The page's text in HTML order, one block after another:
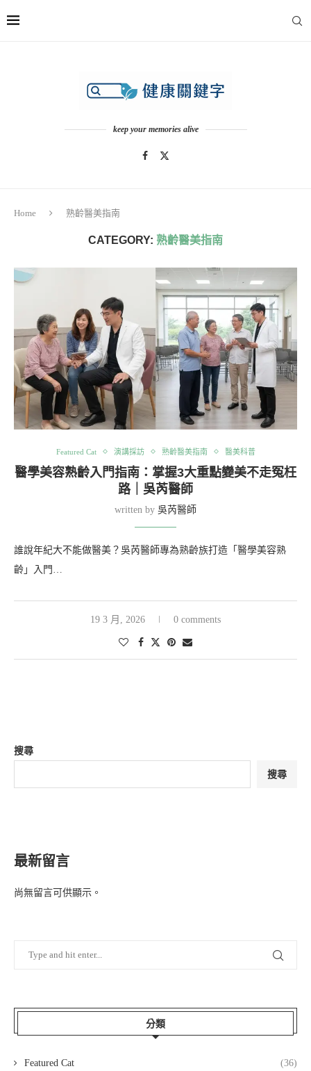
keep your memories alive
Home 熟齡醫美指南
CATEGORY: 熟齡醫美指南
Featured Cat 演講採訪 熟齡醫美指南 醫美科普
醫學美容熟齡入門指南：掌握3大重點變美不走冤枉
路｜吳芮醫師
written by 吳芮醫師
誰說年紀大不能做醫美？吳芮醫師專為熟齡族打造「醫學美容熟
齡」入門…
19 3 月, 2026 0 comments
搜尋
搜尋
最新留言
尚無留言可供顯示。
分類
Featured Cat (36)